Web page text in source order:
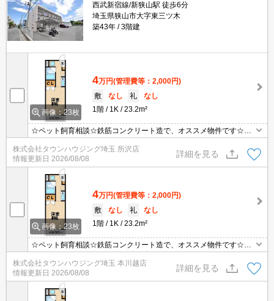
西武新宿線/新狭山駅 徒歩6分
埼玉県狭山市大字東三ツ木
築43年
3階建
画像：23枚
4万円(管理費等：2,000円)
敷
なし 礼
なし
1階
1K 23.2m²
☆ペット飼育相談☆鉄筋コンクリート造で、オススメ物件です☆小
型犬又は猫と一緒に暮らせるＲＣマンション！
株式会社タウンハウジング埼玉 所沢店
情報更新日 2026/08/08
詳細を見る
画像：23枚
4万円(管理費等：2,000円)
敷
なし 礼
なし
1階
1K 23.2m²
☆ペット飼育相談☆鉄筋コンクリート造で、オススメ物件です☆小
型犬又は猫と一緒に暮らせるＲＣマンション！
株式会社タウンハウジング埼玉 本川越店
情報更新日 2026/08/08
詳細を見る